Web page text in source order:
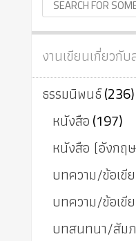
งานเขียนเกี่ยวกั
ธรรมนิพนธ์(236)
หนังสือ(197)
หนังสือ (อังกฤ
บทความ/ข้อเขี
บทความ/ข้อเขี
บทสนทนา/สัม